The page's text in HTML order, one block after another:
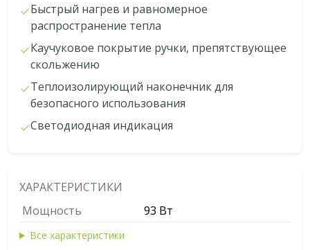
Быстрый нагрев и равномерное
распространение тепла
Каучуковое покрытие ручки, препятствующее
скольжению
Теплоизолирующий наконечник для
безопасного использования
Светодиодная индикация
ХАРАКТЕРИСТИКИ
Мощность
93 Вт
Все характеристики